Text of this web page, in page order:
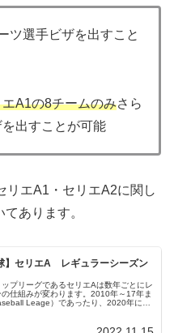
ツ選手ビザを出すこと
A1の8チームのみさら
出すことが可能
リエA1・セリエA2に関し
あります。
】セリエA レギュラーシーズン
プリーグであるセリエAは数年ごとにレ
仕組みが変わります。2010年～17年ま
Leage）であったり、2020年には